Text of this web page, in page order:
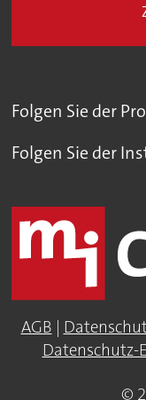
Folgen Sie der
Folgen Sie der
AGB |
Datenschutz-
©